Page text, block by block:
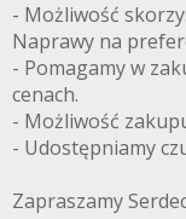
- Możliwość
Naprawy na
- Pomagamy w
cenach.
- Możliwość
- Udostępniamy
Zapraszamy